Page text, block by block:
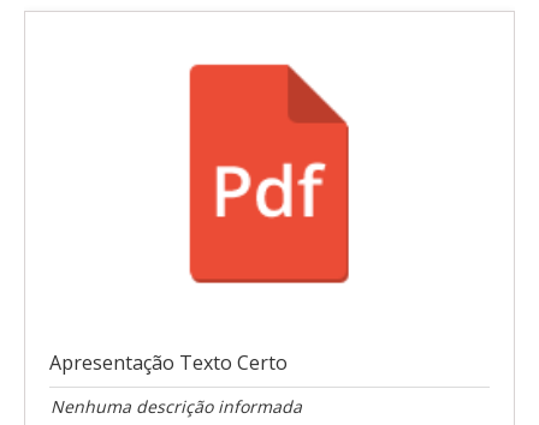
Apresentação Texto Certo
Nenhuma descrição informada